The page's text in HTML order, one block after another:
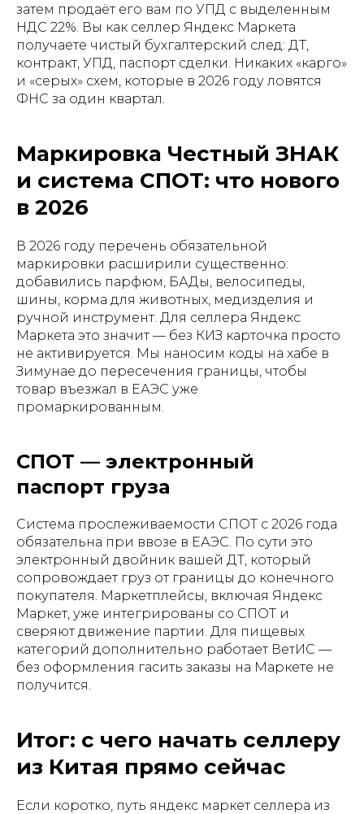
затем продаёт его вам по УПД с выделенным
НДС 22%. Вы как селлер Яндекс Маркета
получаете чистый бухгалтерский след: ДТ,
контракт, УПД, паспорт сделки. Никаких «карго»
и «серых» схем, которые в 2026 году ловятся
ФНС за один квартал.
Маркировка Честный ЗНАК
и система СПОТ: что нового
в 2026
В 2026 году перечень обязательной
маркировки расширили существенно:
добавились парфюм, БАДы, велосипеды,
шины, корма для животных, медизделия и
ручной инструмент. Для селлера Яндекс
Маркета это значит — без КИЗ карточка просто
не активируется. Мы наносим коды на хабе в
Зимунае до пересечения границы, чтобы
товар въезжал в ЕАЭС уже
промаркированным.
СПОТ — электронный
паспорт груза
Система прослеживаемости СПОТ с 2026 года
обязательна при ввозе в ЕАЭС. По сути это
электронный двойник вашей ДТ, который
сопровождает груз от границы до конечного
покупателя. Маркетплейсы, включая Яндекс
Маркет, уже интегрированы со СПОТ и
сверяют движение партии. Для пищевых
категорий дополнительно работает ВетИС —
без оформления гасить заказы на Маркете не
получится.
Итог: с чего начать селлеру
из Китая прямо сейчас
Если коротко, путь яндекс маркет селлера из